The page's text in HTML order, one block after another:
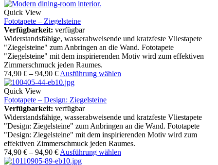
Quick View
Fototapete – Ziegelsteine
Verfügbarkeit: verfügbar
Widerstandsfähige, wasserabweisende und kratzfeste Vliestapete
"Ziegelsteine" zum Anbringen an die Wand. Fototapete
"Ziegelsteine" mit dem inspirierenden Motiv wird zum effektiven
Zimmerschmuck jeden Raumes.
74,90 € – 94,90 € Ausführung wählen
Quick View
Fototapete – Design: Ziegelsteine
Verfügbarkeit: verfügbar
Widerstandsfähige, wasserabweisende und kratzfeste Vliestapete
"Design: Ziegelsteine" zum Anbringen an die Wand. Fototapete
"Design: Ziegelsteine" mit dem inspirierenden Motiv wird zum
effektiven Zimmerschmuck jeden Raumes.
74,90 € – 94,90 € Ausführung wählen